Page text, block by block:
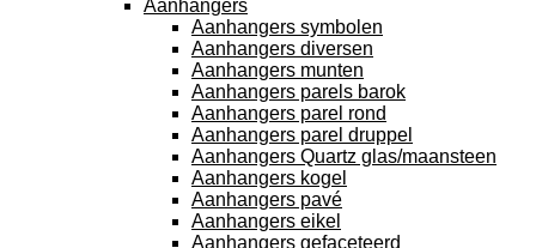
Aanhangers
Aanhangers symbolen
Aanhangers diversen
Aanhangers munten
Aanhangers parels barok
Aanhangers parel rond
Aanhangers parel druppel
Aanhangers Quartz glas/maansteen
Aanhangers kogel
Aanhangers pavé
Aanhangers eikel
Aanhangers gefaceteerd